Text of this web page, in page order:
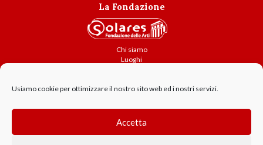
Usiamo cookie per ottimizzare il nostro sito web ed i nostri servizi.
Accetta
La Fondazione
Chi siamo
Luoghi
Contatti
Cookie Policy
GDPR - Privacy